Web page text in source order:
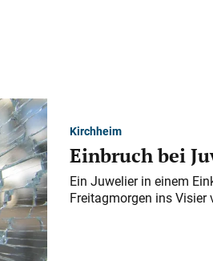
Kirchheim
Einbruch bei
Ein Juwelier in einem
Freitagmorgen ins Visier